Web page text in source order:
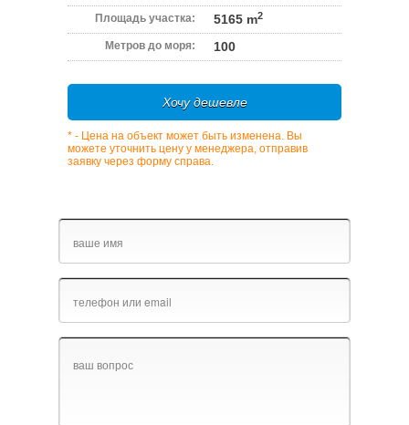
Площадь участка: 5165 m2
Метров до моря: 100
Хочу дешевле
* - Цена на объект может быть изменена. Вы
можете уточнить цену у менеджера, отправив
заявку через форму справа.